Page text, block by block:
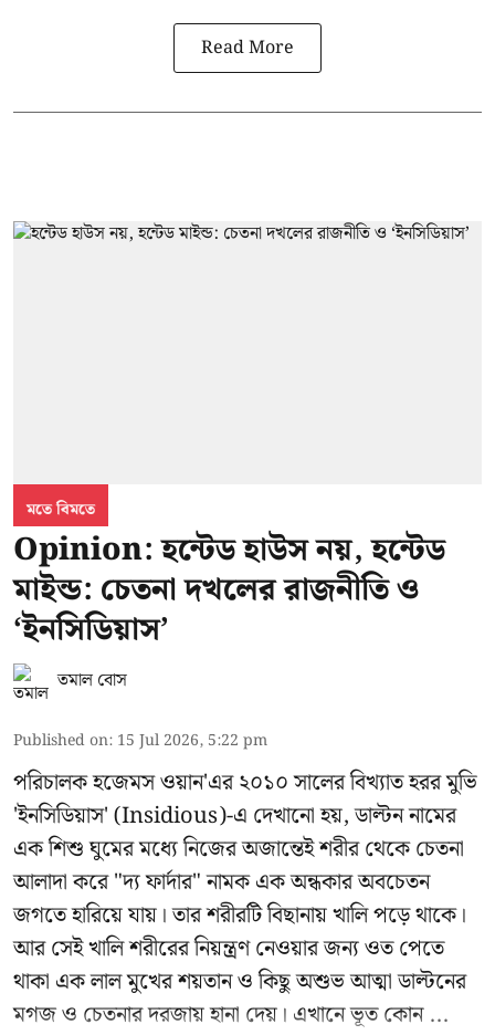
Read More
মতে বিমতে
Opinion: হন্টেড হাউস নয়, হন্টেড
মাইন্ড: চেতনা দখলের রাজনীতি ও
‘ইনসিডিয়াস’
তমাল বোস
Published on: 15 Jul 2026, 5:22 pm
পরিচালক হজেমস ওয়ান'এর ২০১০ সালের বিখ্যাত হরর মুভি
'ইনসিডিয়াস' (Insidious)-এ দেখানো হয়, ডাল্টন নামের
এক শিশু ঘুমের মধ্যে নিজের অজান্তেই শরীর থেকে চেতনা
আলাদা করে "দ্য ফার্দার" নামক এক অন্ধকার অবচেতন
জগতে হারিয়ে যায়। তার শরীরটি বিছানায় খালি পড়ে থাকে।
আর সেই খালি শরীরের নিয়ন্ত্রণ নেওয়ার জন্য ওত পেতে
থাকা এক লাল মুখের শয়তান ও কিছু অশুভ আত্মা ডাল্টনের
মগজ ও চেতনার দরজায় হানা দেয়। এখানে ভূত কোন ...